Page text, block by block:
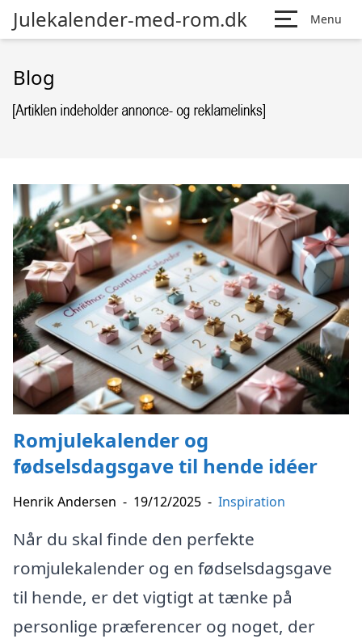
Julekalender-med-rom.dk Menu
Blog
Romjulekalender og
fødselsdagsgave til hende idéer
Henrik Andersen - 19/12/2025 - Inspiration
Når du skal finde den perfekte
romjulekalender og en fødselsdagsgave
til hende, er det vigtigt at tænke på
personlige præferencer og noget, der